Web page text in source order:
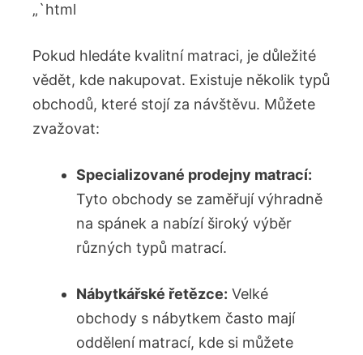
„`html
Pokud hledáte kvalitní matraci, je důležité
vědět, kde nakupovat. Existuje několik typů
obchodů, které stojí za návštěvu. Můžete
zvažovat:
Specializované prodejny matrací:
Tyto obchody se zaměřují výhradně
na spánek a nabízí široký výběr
různých typů matrací.
Nábytkářské řetězce: Velké
obchody s nábytkem často mají
oddělení matrací, kde si můžete